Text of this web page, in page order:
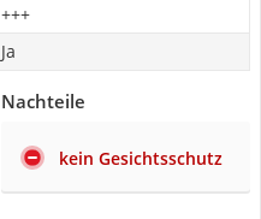
+++
Ja
Nachteile
kein Gesichtsschutz